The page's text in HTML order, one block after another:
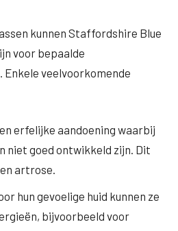
kunnen Staffordshire Blue
voor bepaalde
veelvoorkomende
erfelijke aandoening waarbij
niet goed ontwikkeld zijn. Dit
artrose.
hun gevoelige huid kunnen ze
bijvoorbeeld voor